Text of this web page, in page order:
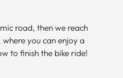
road, then we reach
you can enjoy a
to finish the bike ride!